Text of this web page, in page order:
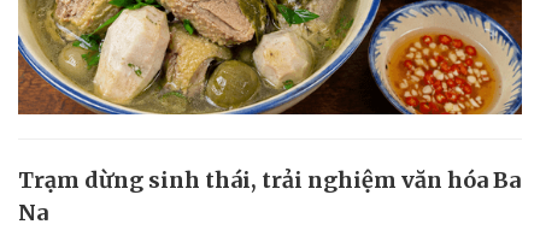
Trạm dừng sinh thái, trải nghiệm văn hóa Ba
Na